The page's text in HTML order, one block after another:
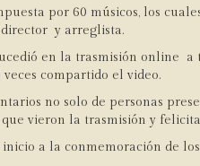
por 60 músicos, los
director y arreglista.
en la trasmisión online
veces compartido el video.
no solo de personas
vieron la trasmisión y
inicio a la conmemoración de